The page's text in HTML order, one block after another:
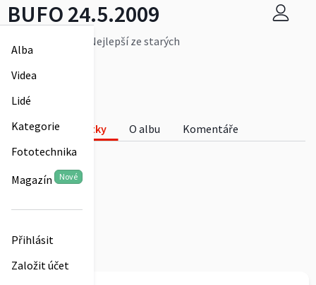
Alba
Videa
Lidé
Kategorie
Fototechnika
Magazín Nové
Přihlásit
Založit účet
BUFO 24.5.2009
Zemědělcův rok, Nejlepší ze starých
Více
Tereza Kopecká
BUFO 24.5.2009
Fotky
O albu
Komentáře
0